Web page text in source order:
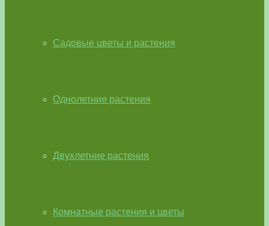
Садовые цветы и растения
Однолетние растения
Двухлетние растения
Комнатные растения и цветы